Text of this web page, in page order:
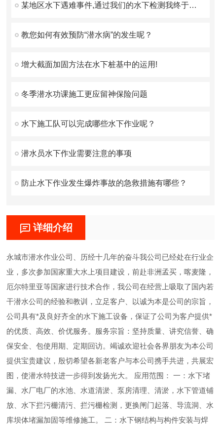
某地区水下遇难事件,通过我们的水下检测我终于找到你了！
教您如何有效预防“潜水病”的发生呢？
增大截面加固方法在水下桩基中的运用!
冬季潜水功课施工更应留神保险问题
水下施工队可以完成哪些水下作业呢？
潜水员水下作业需要注意的事项
防止水下作业发生爆炸事故的急救措施有哪些？
详细介绍
永城市潜水作业公司、历经十几年的奋斗我公司已经处在行业企
业，多次参加国家重大水上项目建设，前赴非洲孟买，喀麦隆，
厄尔特里亚等国家进行技术合作，我公司在经营上吸取了国内若
干潜水公司的经验和教训，立足客户、以诚为本是公司的宗旨，
公司具有*及良好齐全的水下施工设备，保证了公司为客户提供*
的优质、高效、价优服务。服务宗旨：坚持质量、讲究信誉、确
保安全、包使用期、定期回访。竭诚欢迎社会各界朋友为本公司
提供宝贵建议，殷切希望各新老客户与本公司携手共进，共展宏
图，使潜水特技进一步得到发扬光大。 应用范围： 一：水下堵
漏、水厂电厂的水池、水道清淤、泵房清理、清淤，水下管道铺
放、水下拦污栅清污、拦污栅检测，更换闸门起落、导流洞、水
库坝体堵漏加固等维修施工。 二：水下钢结构与构件安装与焊